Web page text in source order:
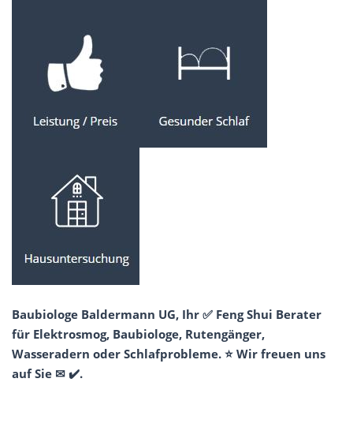
Baubiologe Baldermann UG, Ihr ✅ Feng Shui Berater
für Elektrosmog, Baubiologe, Rutengänger,
Wasseradern oder Schlafprobleme. ⭐ Wir freuen uns
auf Sie ✉ ✔️.